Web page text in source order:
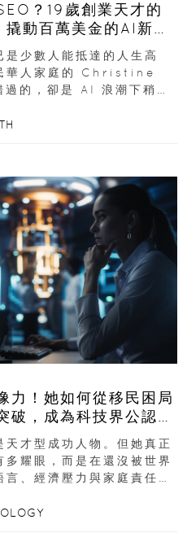
？19歲創業天才的
動百萬美金的AI新商
少數人能抵達的人生高
華人家庭的 Christine
的，卻是 AI 浪潮下稍縱
力！她如何從移民困局
破，成為科技界公認的
才型成功人物。但她真正
耀眼，而是在還沒被世界
、經濟壓力與家庭責任之